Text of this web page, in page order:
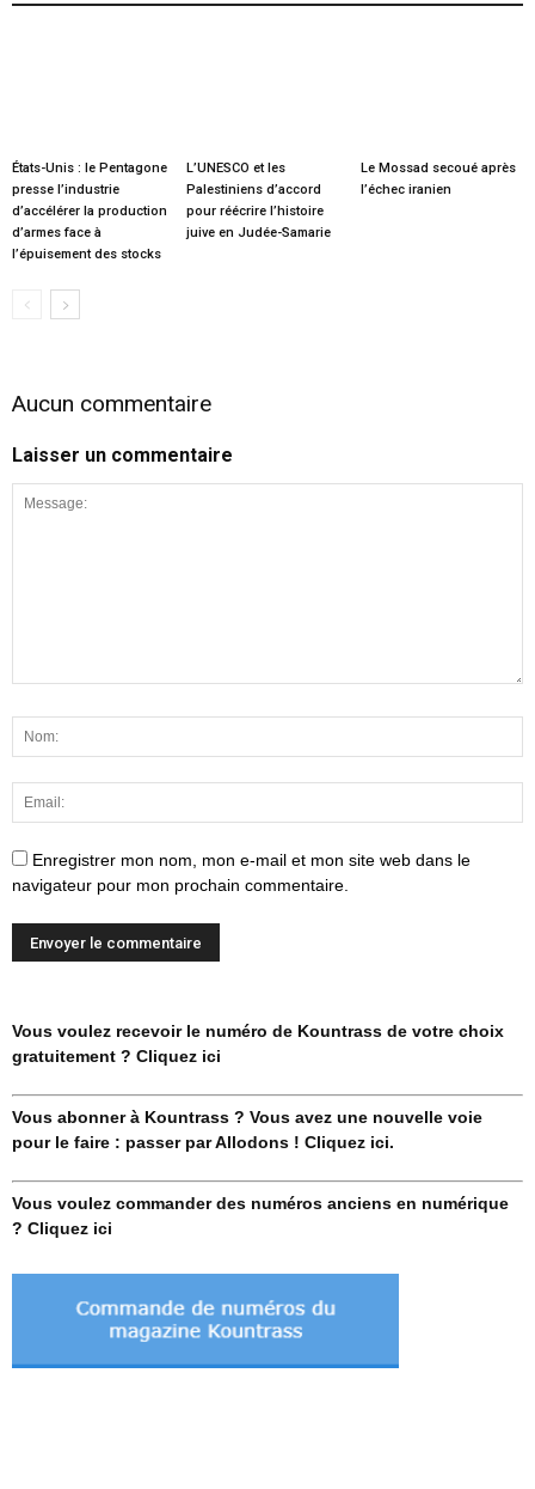
États-Unis : le Pentagone
presse l’industrie
d’accélérer la production
d’armes face à
l’épuisement des stocks
L’UNESCO et les
Palestiniens d’accord
pour réécrire l’histoire
juive en Judée-Samarie
Le Mossad secoué après
l’échec iranien
Aucun commentaire
Laisser un commentaire
Enregistrer mon nom, mon e-mail et mon site web dans le
navigateur pour mon prochain commentaire.
Vous voulez recevoir le numéro de Kountrass de votre choix
gratuitement ? Cliquez ici
Vous abonner à Kountrass ? Vous avez une nouvelle voie
pour le faire : passer par Allodons ! Cliquez ici.
Vous voulez commander des numéros anciens en numérique
? Cliquez ici